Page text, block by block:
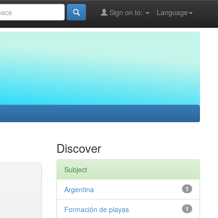
Language
Sign on to:
Discover
Subject
1
Argentina
1
Formación de playas